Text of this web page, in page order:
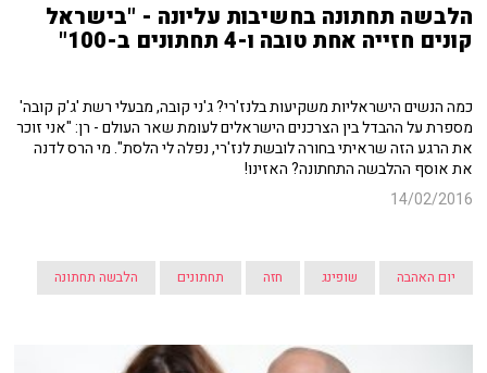
הלבשה תחתונה בחשיבות עליונה - "בישראל
קונים חזייה אחת טובה ו-4 תחתונים ב-100"
כמה הנשים הישראליות משקיעות בלנז'רי? ג'ני קובה, מבעלי רשת 'ג'ק קובה'
מספרת על ההבדל בין הצרכנים הישראלים לעומת שאר העולם - רן: "אני זוכר
את הרגע הזה שראיתי בחורה לובשת לנז'רי, נפלה לי הלסת". מי הרס לדנה
את אוסף ההלבשה התחתונה? האזינו!
14/02/2016
יום האהבה שופינג חזה תחתונים הלבשה תחתונה